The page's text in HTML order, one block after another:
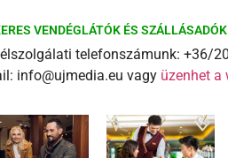
VENDÉGLÁTÓK ÉS
telefonszámunk: +36/
info@ujmedia.eu vagy üzenhet a